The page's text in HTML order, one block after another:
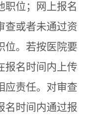
位；
网上报名
查或者未通过资
位。若按医院要
报名时间内上传
责任。 对审查
名时间内通过报